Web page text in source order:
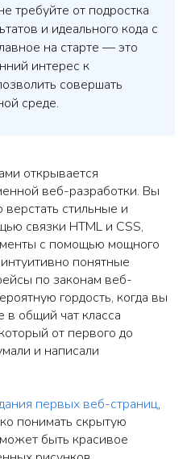
требуйте от подростка
и идеального кода с
на старте — это
интерес к
совершать
среде.
открывается
веб-разработки. Вы
стильные и
связки HTML и CSS,
с помощью мощного
понятные
по законам веб-
гордость, когда вы
в общий чат класса
от первого до
и написали
первых веб-страниц,
понимать скрытую
быть красивое